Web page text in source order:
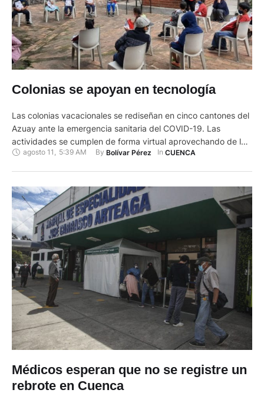
Colonias se apoyan en tecnología
Las colonias vacacionales se rediseñan en cinco cantones del
Azuay ante la emergencia sanitaria del COVID-19. Las
actividades se cumplen de forma virtual aprovechando de las
facilidades de las redes sociales -y en caso de ser necesario-
agosto 11 , 5:39 AM By Bolívar Pérez In CUENCA
Médicos esperan que no se registre un
rebrote en Cuenca